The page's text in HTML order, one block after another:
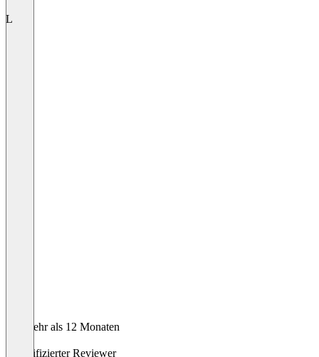
L
Vor mehr als 12 Monaten
Verifizierter Reviewer